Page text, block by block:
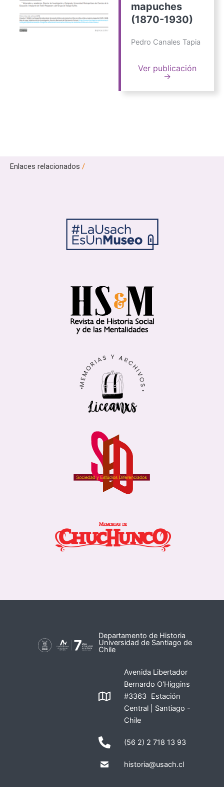
mapuches
(1870-1930)
Pedro Canales Tapia
Ver publicación
→
Enlaces relacionados /
Departamento de Historia
Universidad de Santiago de
Chile
Avenida Libertador
Bernardo O'Higgins
#3363 Estación
Central | Santiago -
Chile
(56 2) 2 718 13 93
historia@usach.cl